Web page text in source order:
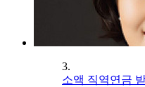
3.
소액 직역연금